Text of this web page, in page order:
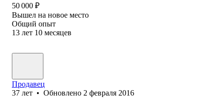
50 000 ₽
Вышел на новое место
Общий опыт
13 лет 10 месяцев
Продавец
37 лет • Обновлено 2 февраля 2016